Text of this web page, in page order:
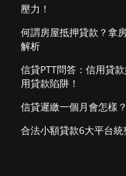
壓力！
何謂房屋抵押貸款？拿
解析
信貸PTT問答：信用貸
用貸款陷阱！
信貸遲繳一個月會怎樣
合法小額貸款6大平台統